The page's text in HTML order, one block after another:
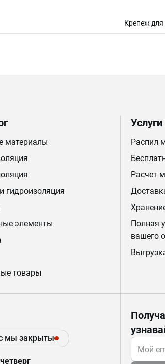
Крепеж для
материалы
гидроизоляция
элементы
товары
Услуги
Распил
Расчет
Полная
вашего
мы закрыты